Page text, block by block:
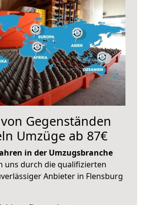
Gegenständen
Umzüge ab 87€
in der Umzugsbranche
uns durch die qualifizierten
Anbieter in Flensburg